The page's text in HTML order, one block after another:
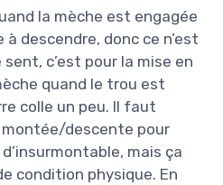
la mèche est engagée
à descendre, donc ce n’est
c’est pour la mise en
quand le trou est
colle un peu. Il faut
descente pour
mais ça
condition physique. En